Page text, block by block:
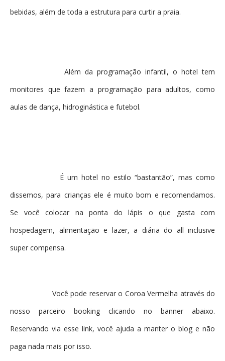
bebidas, além de toda a estrutura para curtir a praia.
Além da programação infantil, o hotel tem
monitores que fazem a programação para adultos, como
aulas de dança, hidroginástica e futebol.
É um hotel no estilo “bastantão”, mas como
dissemos, para crianças ele é muito bom e recomendamos.
Se você colocar na ponta do lápis o que gasta com
hospedagem, alimentação e lazer, a diária do all inclusive
super compensa.
Você pode reservar o Coroa Vermelha através do
nosso parceiro booking clicando no banner abaixo.
Reservando via esse link, você ajuda a manter o blog e não
paga nada mais por isso.